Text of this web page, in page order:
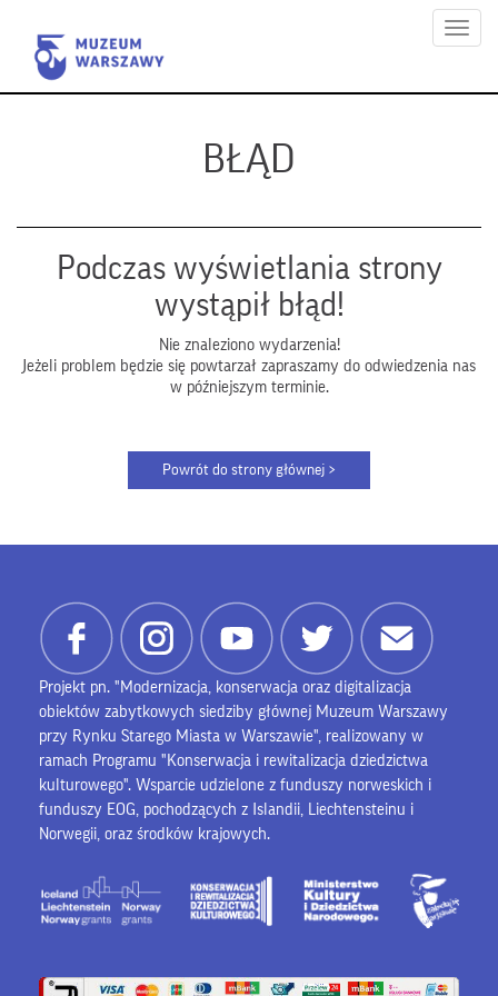
Menu
BŁĄD
Podczas wyświetlania strony
wystąpił błąd!
Nie znaleziono wydarzenia!
Jeżeli problem będzie się powtarzał zapraszamy do odwiedzenia nas
w późniejszym terminie.
Projekt pn. "Modernizacja, konserwacja oraz digitalizacja
obiektów zabytkowych siedziby głównej Muzeum Warszawy
przy Rynku Starego Miasta w Warszawie", realizowany w
ramach Programu "Konserwacja i rewitalizacja dziedzictwa
kulturowego". Wsparcie udzielone z funduszy norweskich i
funduszy EOG, pochodzących z Islandii, Liechtensteinu i
Norwegii, oraz środków krajowych.